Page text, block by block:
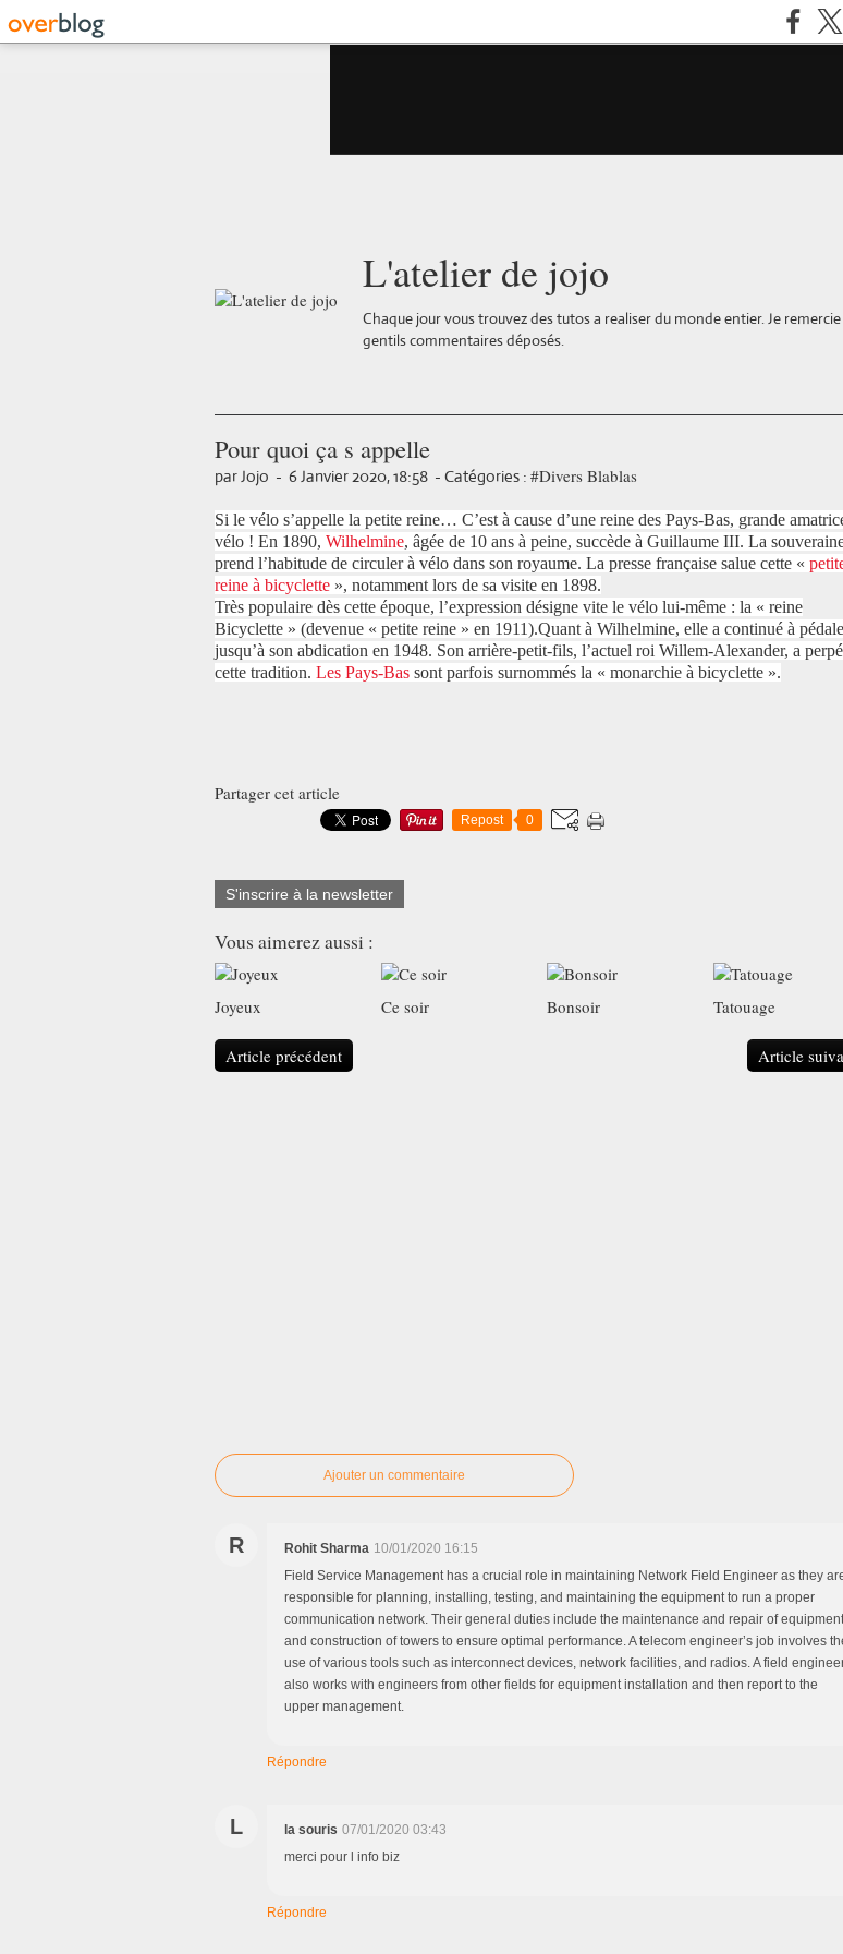
L'atelier de jojo
Chaque jour vous trouvez des tutos a realiser du monde entier. Je
gentils commentaires déposés.
Pour quoi ça s appelle
par Jojo - 6 Janvier 2020, 18:58 - Catégories : #Divers Blablas
Si le vélo s’appelle la petite reine… C’est à cause d’une reine des Pays-Bas, grande
vélo ! En 1890, Wilhelmine, âgée de 10 ans à peine, succède à Guillaume III. La
prend l’habitude de circuler à vélo dans son royaume. La presse française salue cette «
reine à bicyclette », notamment lors de sa visite en 1898.
Très populaire dès cette époque, l’expression désigne vite le vélo lui-même : la « reine
Bicyclette » (devenue « petite reine » en 1911).Quant à Wilhelmine, elle a continué à
jusqu’à son abdication en 1948. Son arrière-petit-fils, l’actuel roi Willem-Alexander, a
cette tradition. Les Pays-Bas sont parfois surnommés la « monarchie à bicyclette ».
Partager cet article
Repost 0
S'inscrire à la newsletter
Vous aimerez aussi :
Joyeux Ce soir Bonsoir Tatouage
Article précédent Article
Ajouter un commentaire
R Rohit Sharma 10/01/2020 16:15
Field Service Management has a crucial role in maintaining Network Field Engineer as they
responsible for planning, installing, testing, and maintaining the equipment to run a proper
communication network. Their general duties include the maintenance and repair of equipment
and construction of towers to ensure optimal performance. A telecom engineer’s job involves
use of various tools such as interconnect devices, network facilities, and radios. A field
also works with engineers from other fields for equipment installation and then report to the
upper management.
Répondre
L la souris 07/01/2020 03:43
merci pour l info biz
Répondre